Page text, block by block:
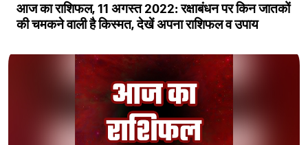
आज का राशिफल, 11 अगस्त 2022: रक्षाबंधन पर किन जातकों
की चमकने वाली है किस्मत, देखें अपना राशिफल व उपाय